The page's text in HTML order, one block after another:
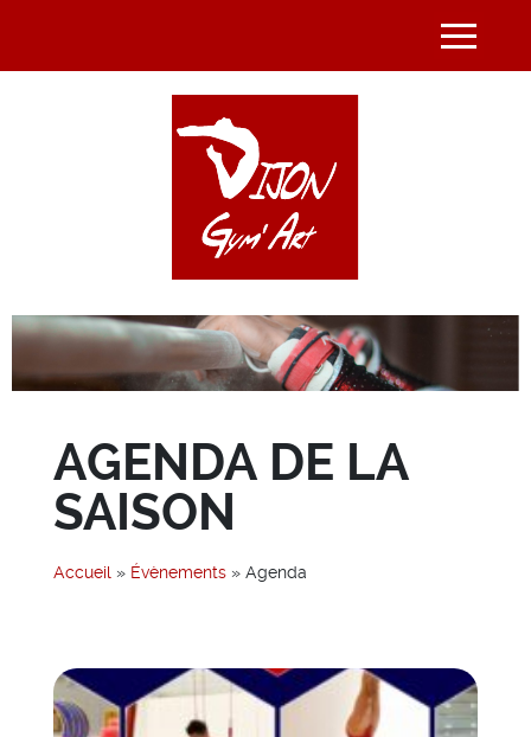
Toggle
AGENDA DE LA
SAISON
Accueil » Évènements » Agenda